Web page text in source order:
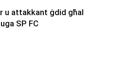
u attakkant ġdid għal
SP FC